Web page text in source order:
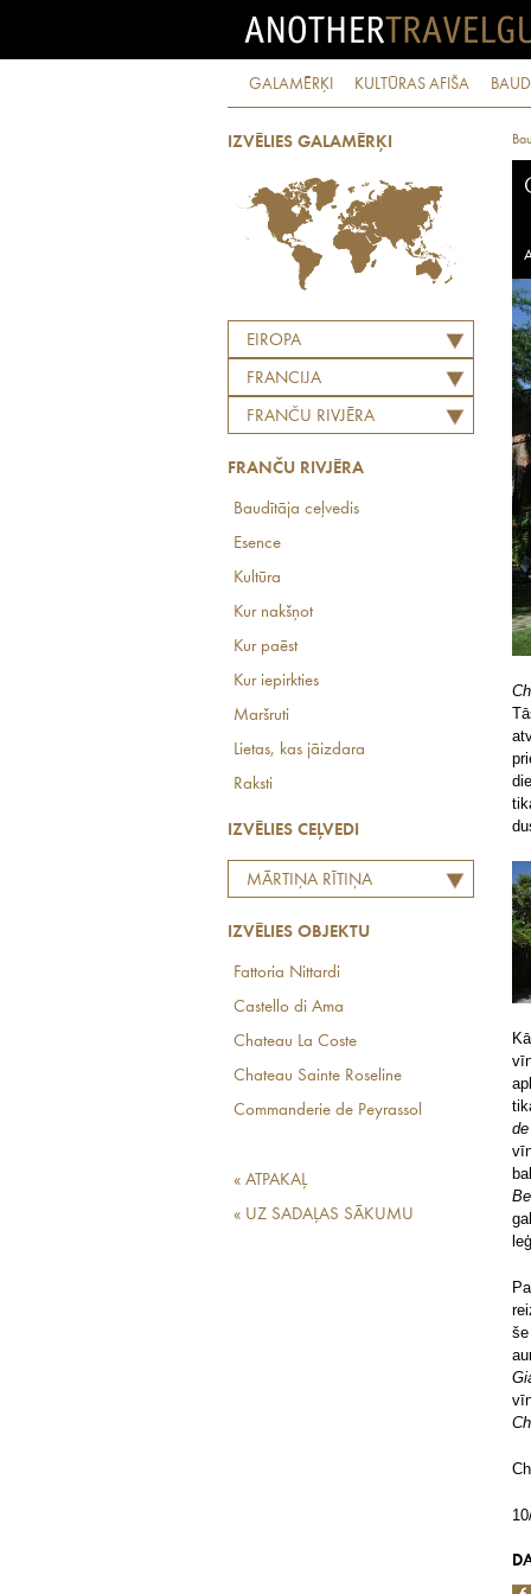
GALAMĒRĶI KULTŪRAS AFIŠA
IZVĒLIES GALAMĒRĶI
EIROPA
FRANCIJA
FRANČU RIVJĒRA
FRANČU RIVJĒRA
Baudītāja ceļvedis
Esence
Kultūra
Kur nakšņot
Kur paēst
Kur iepirkties
Maršruti
Lietas, kas jāizdara
Raksti
IZVĒLIES CEĻVEDI
MĀRTIŅA RĪTIŅA
RESTORĀNU TOPS
IZVĒLIES OBJEKTU
Fattoria Nittardi
Castello di Ama
Chateau La Coste
Chateau Sainte Roseline
Commanderie de Peyrassol
« ATPAKAĻ
« UZ SADAĻAS SĀKUMU